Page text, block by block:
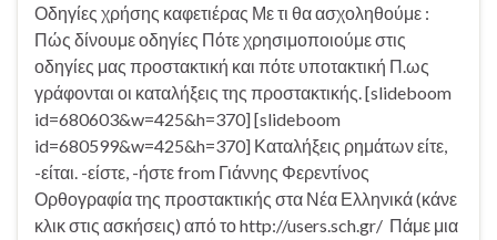
Οδηγίες χρήσης καφετιέρας Με τι θα ασχοληθούμε :
Πώς δίνουμε οδηγίες Πότε χρησιμοποιούμε στις
οδηγίες μας προστακτική και πότε υποτακτική Π.ως
γράφονται οι καταλήξεις της προστακτικής. [slideboom
id=680603&w=425&h=370] [slideboom
id=680599&w=425&h=370] Καταλήξεις ρημάτων είτε,
-είται. -είστε, -ήστε from Γιάννης Φερεντίνος
Ορθογραφία της προστακτικής στα Νέα Ελληνικά (κάνε
κλικ στις ασκήσεις) από το http://users.sch.gr/ Πάμε μια